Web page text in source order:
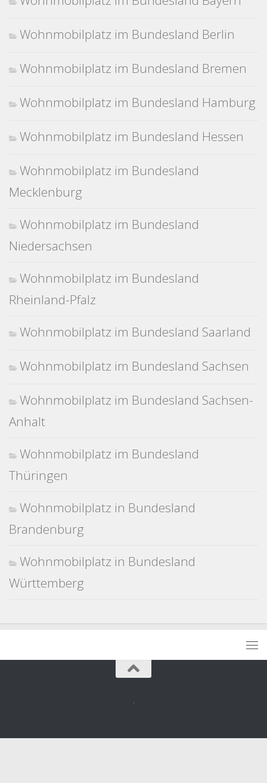
Wohnmobilplatz im Bundesland Berlin
Wohnmobilplatz im Bundesland Bremen
Wohnmobilplatz im Bundesland Hamburg
Wohnmobilplatz im Bundesland Hessen
Wohnmobilplatz im Bundesland
Mecklenburg
Wohnmobilplatz im Bundesland
Niedersachsen
Wohnmobilplatz im Bundesland
Rheinland-Pfalz
Wohnmobilplatz im Bundesland Saarland
Wohnmobilplatz im Bundesland Sachsen
Wohnmobilplatz im Bundesland Sachsen-
Anhalt
Wohnmobilplatz im Bundesland
Thüringen
Wohnmobilplatz in Bundesland
Brandenburg
Wohnmobilplatz in Bundesland
Württemberg
.